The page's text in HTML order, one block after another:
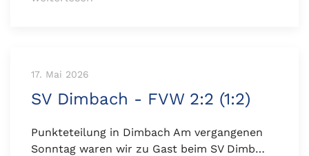
17. Mai 2026
SV Dimbach - FVW 2:2 (1:2)
Punkteteilung in Dimbach Am vergangenen
Sonntag waren wir zu Gast beim SV Dimb…